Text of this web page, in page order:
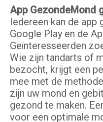
App GezondeMond
Iedereen kan de app
Google Play en de
Geïnteresseerden
Wie zijn tandarts of
bezocht, krijgt een
mee met de
zijn uw mond en
gezond te maken.
voor een optimale